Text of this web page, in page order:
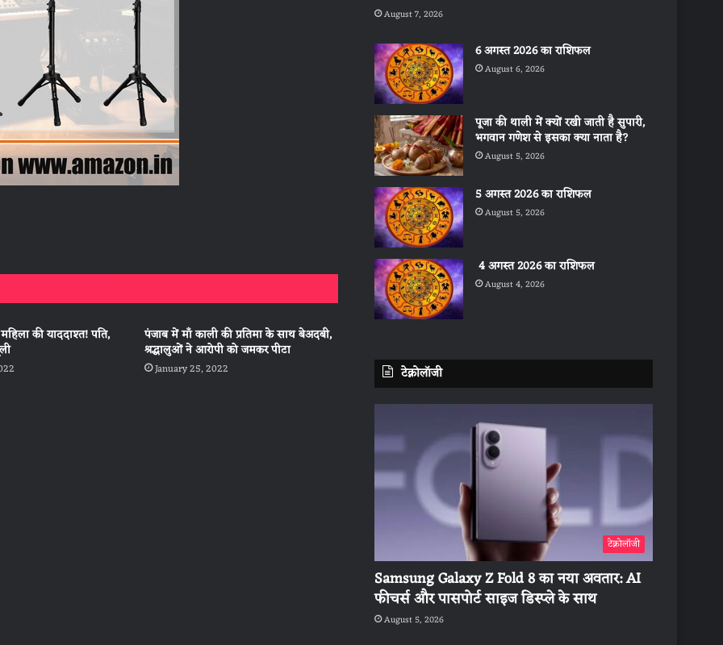
की याददाश्त! पति, पंजाब में माँ काली की प्रतिमा के साथ बेअदबी,
श्रद्धालुओं ने आरोपी को जमकर पीटा
January 25, 2022
August 7, 2026
6 अगस्त 2026 का राशिफल
August 6, 2026
पूजा की थाली में क्यों रखी जाती है सुपारी,
भगवान गणेश से इसका क्या नाता है?
August 5, 2026
5 अगस्त 2026 का राशिफल
August 5, 2026
4 अगस्त 2026 का राशिफल
August 4, 2026
टेक्नोलॉजी
टेक्नोलॉजी
Samsung Galaxy Z Fold 8 का नया अवतार: AI
फीचर्स और पासपोर्ट साइज डिस्प्ले के साथ
August 5, 2026